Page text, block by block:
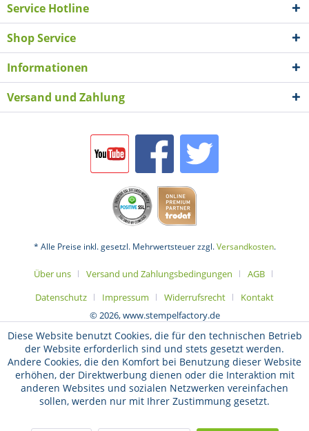
Service Hotline
Shop Service
Informationen
Versand und Zahlung
* Alle Preise inkl. gesetzl. Mehrwertsteuer zzgl.Versandkosten.
Über uns Versand und Zahlungsbedingungen
AGB
Datenschutz
Impressum Widerrufsrecht
Kontakt
© 2026, www.stempelfactory.de
Diese Website benutzt Cookies, die für den technischen Betrieb
der Website erforderlich sind und stets gesetzt werden.
Andere Cookies, die den Komfort bei Benutzung dieser Website
erhöhen, der Direktwerbung dienen oder die Interaktion mit
anderen Websites und sozialen Netzwerken vereinfachen
sollen, werden nur mit Ihrer Zustimmung gesetzt.